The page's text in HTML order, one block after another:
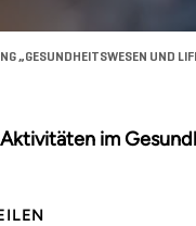
„GESUNDHEITSWESEN UND
im